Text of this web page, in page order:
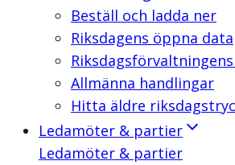
Beställ och ladda ner
Riksdagens öppna data
Allmänna handlingar
Hitta äldre
Ledamöter & partier
Ledamöter & partier